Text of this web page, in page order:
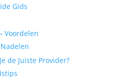
Gids
Voordelen
Nadelen
de Juiste Provider?